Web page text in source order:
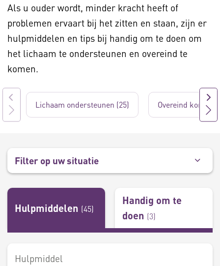
Als u ouder wordt, minder kracht heeft of
problemen ervaart bij het zitten en staan, zijn er
hulpmiddelen en tips bij handig om te doen om
het lichaam te ondersteunen en overeind te
komen.
Lichaam ondersteunen (25) Overeind komen
Filter op uw situatie
Hulpmiddelen (45)
Handig om te
doen (3)
Hulpmiddel